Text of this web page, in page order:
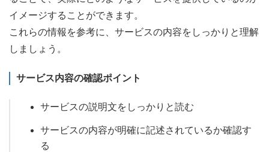
イメージすることができます。
これらの情報を参考に、サービスの内容をしっかりと理解
しましょう。
サービス内容の確認ポイント
サービスの説明文をしっかりと読む
サービスの内容が明確に記述されているか確認す
る